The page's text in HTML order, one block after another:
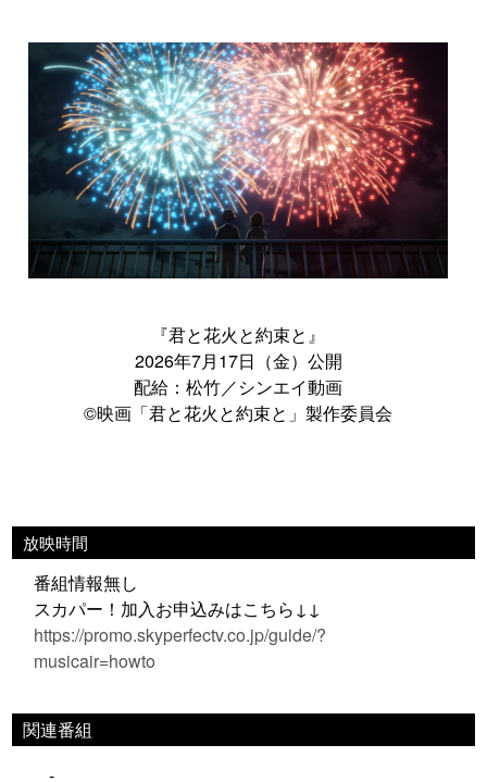
『君と花火と約束と』
2026年7月17日（金）公開
配給：松竹／シンエイ動画
©映画「君と花火と約束と」製作委員会
放映時間
番組情報無し
スカパー！加入お申込みはこちら↓↓
https://promo.skyperfectv.co.jp/guide/?
musicair=howto
関連番組
-